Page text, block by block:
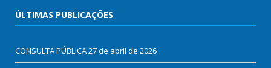
ÚLTIMAS PUBLICAÇÕES
CONSULTA PÚBLICA27 de abril de 2026